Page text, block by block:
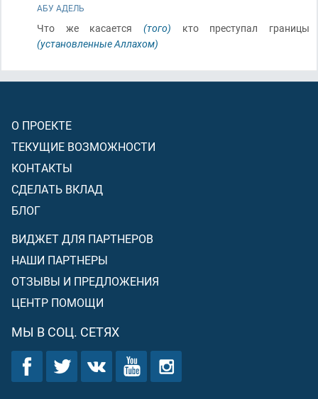
АБУ АДЕЛЬ
Что же касается (того) кто преступал границы
(установленные Аллахом)
О ПРОЕКТЕ
ТЕКУЩИЕ ВОЗМОЖНОСТИ
КОНТАКТЫ
СДЕЛАТЬ ВКЛАД
БЛОГ
ВИДЖЕТ ДЛЯ ПАРТНЕРОВ
НАШИ ПАРТНЕРЫ
ОТЗЫВЫ И ПРЕДЛОЖЕНИЯ
ЦЕНТР ПОМОЩИ
МЫ В СОЦ. СЕТЯХ